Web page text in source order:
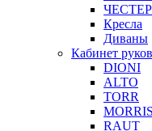
Кресла
Диваны
Кабинет
DIONI
ALTO
TORR
MORRIS
RAUT